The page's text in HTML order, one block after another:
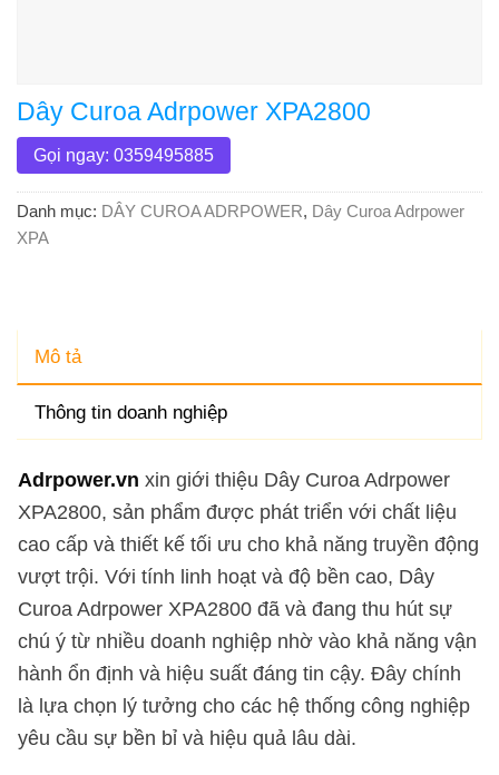
Dây Curoa Adrpower XPA2800
Gọi ngay: 0359495885
Danh mục: DÂY CUROA ADRPOWER, Dây Curoa Adrpower
XPA
Mô tả
Thông tin doanh nghiệp
Adrpower.vn xin giới thiệu Dây Curoa Adrpower
XPA2800, sản phẩm được phát triển với chất liệu
cao cấp và thiết kế tối ưu cho khả năng truyền động
vượt trội. Với tính linh hoạt và độ bền cao, Dây
Curoa Adrpower XPA2800 đã và đang thu hút sự
chú ý từ nhiều doanh nghiệp nhờ vào khả năng vận
hành ổn định và hiệu suất đáng tin cậy. Đây chính
là lựa chọn lý tưởng cho các hệ thống công nghiệp
yêu cầu sự bền bỉ và hiệu quả lâu dài.